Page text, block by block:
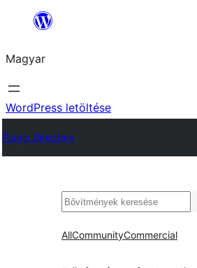
Ugrás
tartalomhoz
Magyar
WordPress letöltése
Plugin Directory
Keresés
AllCommunityCommercial